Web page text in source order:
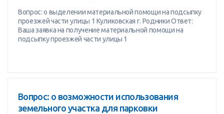
Вопрос: о выделении материальной помощи на подсыпку
проезжей части улицы 1 Куликовская г. Родники Ответ:
Ваша заявка на получение материальной помощи на
подсыпку проезжей части улицы 1
Вопрос: о возможности использования
земельного участка для парковки